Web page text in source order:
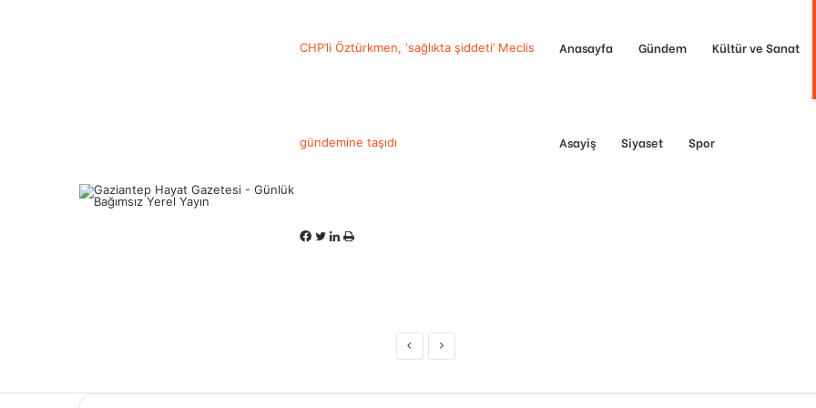
CHP’li Öztürkmen, ‘sağlıkta şiddeti’ Meclis
gündemine taşıdı
Facebook
Twitter
LinkedIn
Yazdır
PreviousNext
Anasayfa Gündem Kültür ve Sanat
Asayiş Siyaset Spor